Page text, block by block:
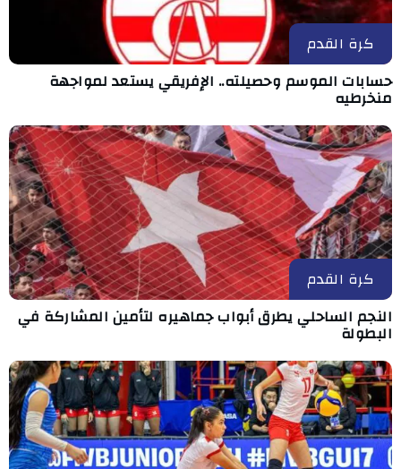
كرة القدم
حسابات الموسم وحصيلته.. الإفريقي يستعد لمواجهة
منخرطيه
كرة القدم
النجم الساحلي يطرق أبواب جماهيره لتأمين المشاركة في
البطولة